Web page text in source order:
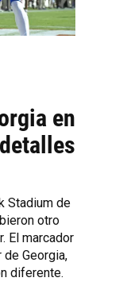
en
Stadium de
otro
El marcador
Georgia,
diferente.